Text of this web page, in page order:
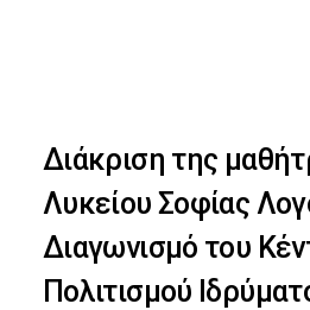
navigation
to
content
Διάκριση της
Λυκείου Σοφίας
Διαγωνισμό του
Πολιτισμού